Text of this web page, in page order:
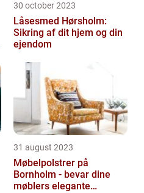
30 october 2023
Låsesmed Hørsholm:
Sikring af dit hjem og din
ejendom
31 august 2023
Møbelpolstrer på
Bornholm - bevar dine
møblers elegante